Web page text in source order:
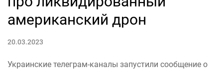
американский дрон
20.03.2023
Украинские телеграм-каналы запустили сообщение о